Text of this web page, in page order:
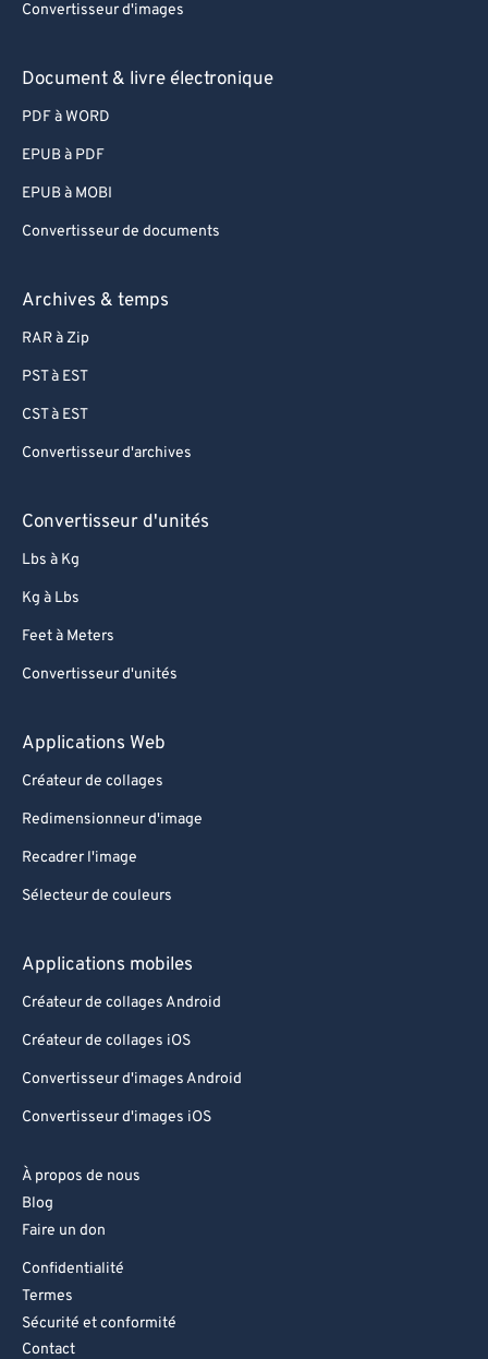
Convertisseur d'images
Document & livre électronique
PDF à WORD
EPUB à PDF
EPUB à MOBI
Convertisseur de documents
Archives & temps
RAR à Zip
PST à EST
CST à EST
Convertisseur d'archives
Convertisseur d'unités
Lbs à Kg
Kg à Lbs
Feet à Meters
Convertisseur d'unités
Applications Web
Créateur de collages
Redimensionneur d'image
Recadrer l'image
Sélecteur de couleurs
Applications mobiles
Créateur de collages Android
Créateur de collages iOS
Convertisseur d'images Android
Convertisseur d'images iOS
À propos de nous
Blog
Faire un don
Confidentialité
Termes
Sécurité et conformité
Contact